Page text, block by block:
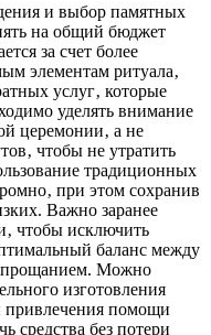
и выбор памятных
на общий бюджет
за счет более
элементам ритуала‚
услуг‚ которые
уделять внимание
церемонии‚ а не
чтобы не утратить
традиционных
при этом сохранив
Важно заранее
чтобы исключить
баланс между
прощанием. Можно
изготовления
привлечения помощи
средства без потери